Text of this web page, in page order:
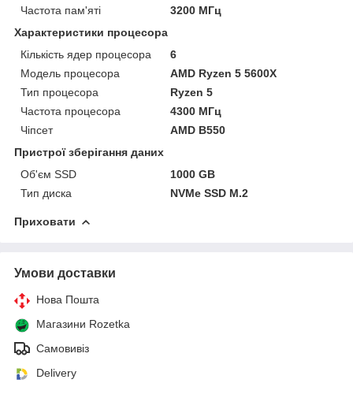
Частота пам'яті
3200 МГц
Характеристики процесора
Кількість ядер процесора
6
Модель процесора
AMD Ryzen 5 5600X
Тип процесора
Ryzen 5
Частота процесора
4300 МГц
Чіпсет
AMD B550
Пристрої зберігання даних
Об'єм SSD
1000 GB
Тип диска
NVMe SSD M.2
Приховати
Умови доставки
Нова Пошта
Магазини Rozetka
Самовивіз
Delivery